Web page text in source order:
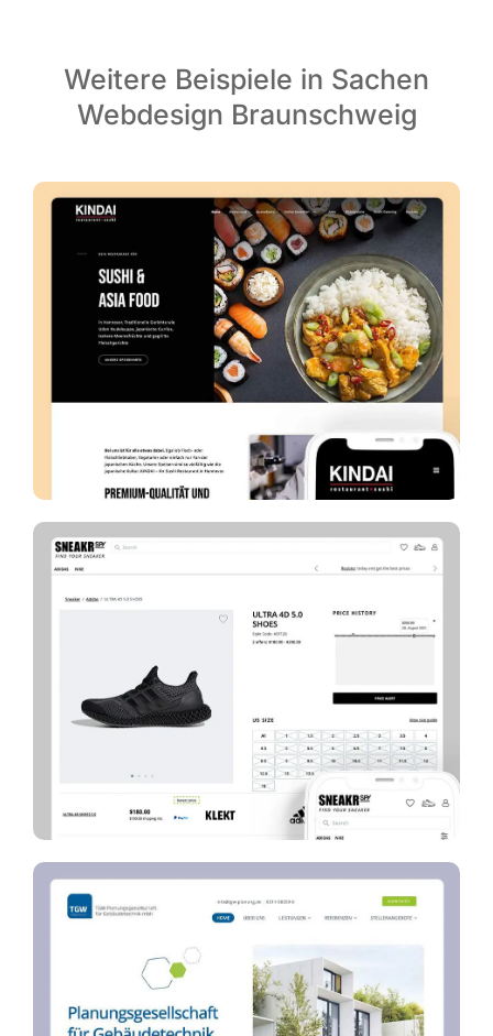
Weitere Beispiele in Sachen
Webdesign Braunschweig